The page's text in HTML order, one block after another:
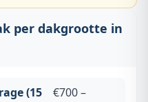
per dakgrootte in
(15
€700 –